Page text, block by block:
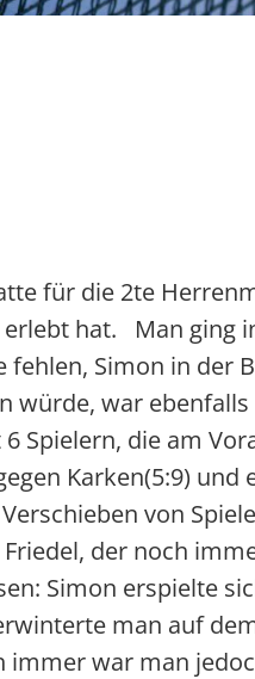
für die 2te
hat. Man ging
Simon in der
war
die am
Karken(5:9)
von
der noch
Simon erspielte
man auf
war man